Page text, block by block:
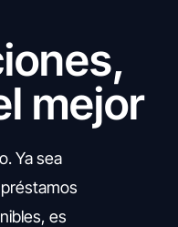
mejor
Ya sea
es